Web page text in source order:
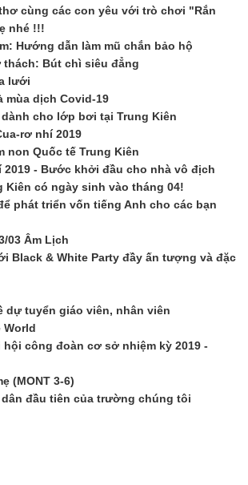
cùng các con yêu với trò chơi "Rắn
nhé !!!
Hướng dẫn làm mũ chắn bảo hộ
Bút chì siêu đẳng
lưới
mùa dịch Covid-19
cho lớp bơi tại Trung Kiên
rơ nhí 2019
non Quốc tế Trung Kiên
2019 - Bước khởi đầu cho nhà vô địch
Kiên có ngày sinh vào tháng 04!
phát triển vốn tiếng Anh cho các bạn
03 Âm Lịch
Black & White Party đầy ấn tượng và đặc
dự tuyển giáo viên, nhân viên
World
hội công đoàn cơ sở nhiệm kỳ 2019 -
(MONT 3-6)
đầu tiên của trường chúng tôi